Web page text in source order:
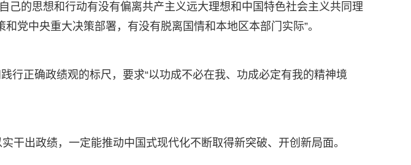
己的思想和行动有没有偏离共产主义远大理想和中国特色社会主义共同理
党中央重大决策部署，有没有脱离国情和本地区本部门实际”。
行正确政绩观的标尺，要求“以功成不必在我、功成必定有我的精神境
干出政绩，一定能推动中国式现代化不断取得新突破、开创新局面。